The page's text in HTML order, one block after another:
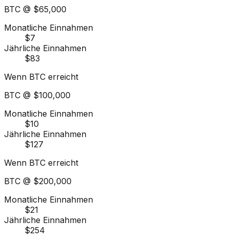
BTC @ $65,000
Monatliche Einnahmen
$7
Jährliche Einnahmen
$83
Wenn BTC erreicht
BTC @ $100,000
Monatliche Einnahmen
$10
Jährliche Einnahmen
$127
Wenn BTC erreicht
BTC @ $200,000
Monatliche Einnahmen
$21
Jährliche Einnahmen
$254